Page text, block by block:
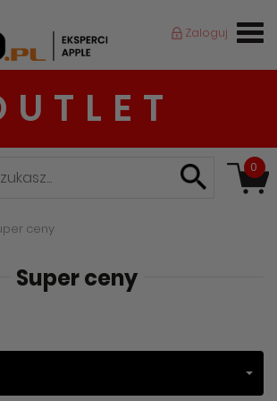
Zaloguj
0
ceny
Super ceny